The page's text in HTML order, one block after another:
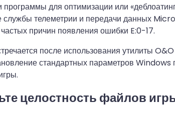
для оптимизации или
службы телеметрии и передачи данных
причин появления ошибки E:0-17.
после использования утилиты
стандартных параметров Windows
целостность файлов